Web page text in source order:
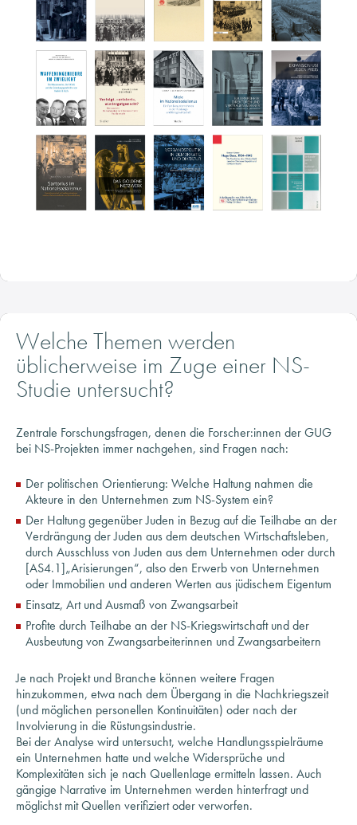
üblicherweise im Zuge einer NS-
Studie untersucht?
Zentrale Forschungsfragen, denen die Forscher:innen der GUG
Der politischen Orientierung: Welche Haltung nahmen die
Der Haltung gegenüber Juden in Bezug auf die Teilhabe an der
Verdrängung der Juden aus dem deutschen Wirtschaftsleben,
durch Ausschluss von Juden aus dem Unternehmen oder durch
[AS4.1]„Arisierungen“, also den Erwerb von Unternehmen
oder Immobilien und anderen Werten aus jüdischem Eigentum
Einsatz, Art und Ausmaß von Zwangsarbeit
Profite durch Teilhabe an der NS-Kriegswirtschaft und der
Ausbeutung von Zwangsarbeiterinnen und Zwangsarbeitern
Je nach Projekt und Branche können weitere Fragen
(und möglichen personellen Kontinuitäten) oder nach der
Involvierung in die Rüstungsindustrie.
Bei der Analyse wird untersucht, welche Handlungsspielräume
ein Unternehmen hatte und welche Widersprüche und
Komplexitäten sich je nach Quellenlage ermitteln lassen. Auch
gängige Narrative im Unternehmen werden hinterfragt und
möglichst mit Quellen verifiziert oder verworfen.